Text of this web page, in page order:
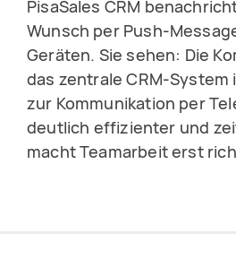
PisaSales CRM
Wunsch per Push-
Geräten. Sie sehen: Die
das zentrale CRM-System
zur Kommunikation per
deutlich effizienter und
macht Teamarbeit erst